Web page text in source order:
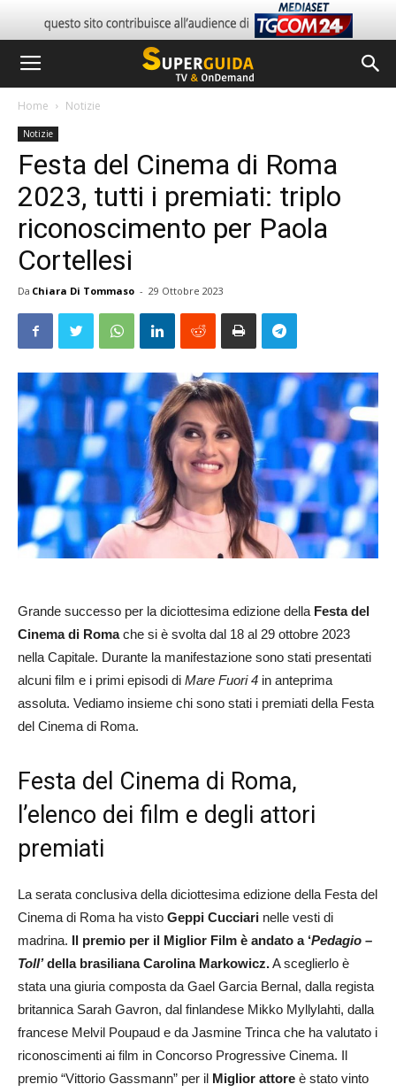
Home Notizie
Notizie
Festa del Cinema di Roma
2023, tutti i premiati: triplo
riconoscimento per Paola
Cortellesi
Da Chiara Di Tommaso - 29 Ottobre 2023
Grande successo per la diciottesima edizione della Festa del
Cinema di Romache si è svolta dal 18 al 29 ottobre 2023
nella Capitale. Durante la manifestazione sono stati presentati
alcuni film e i primi episodi di Mare Fuori 4 in anteprima
assoluta. Vediamo insieme chi sono stati i premiati della Festa
del Cinema di Roma.
Festa del Cinema di Roma,
l’elenco dei film e degli attori
premiati
La serata conclusiva della diciottesima edizione della Festa del
Cinema di Roma ha visto Geppi Cucciari nelle vesti di
madrina. Il premio per il Miglior Film è andato a ‘Pedagio –
Toll’della brasiliana Carolina Markowicz.A sceglierlo è
stata una giuria composta da Gael Garcia Bernal, dalla regista
britannica Sarah Gavron, dal finlandese Mikko Myllylahti, dalla
francese Melvil Poupaud e da Jasmine Trinca che ha valutato i
riconoscimenti ai film in Concorso Progressive Cinema. Il
premio “Vittorio Gassmann” per il Miglior attore è stato vinto